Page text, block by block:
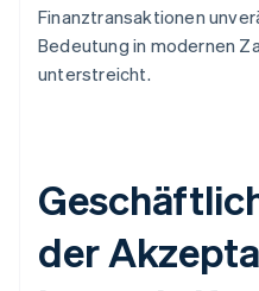
Finanztransaktionen
Bedeutung in modernen
unterstreicht.
der